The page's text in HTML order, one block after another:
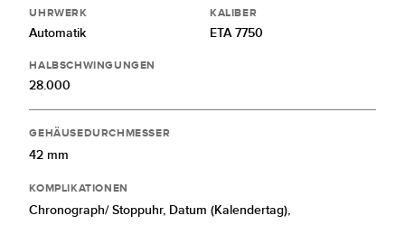
UHRWERK
Automatik
KALIBER
ETA 7750
HALBSCHWINGUNGEN
28.000
GEHÄUSEDURCHMESSER
42 mm
KOMPLIKATIONEN
Chronograph/ Stoppuhr, Datum (Kalendertag),